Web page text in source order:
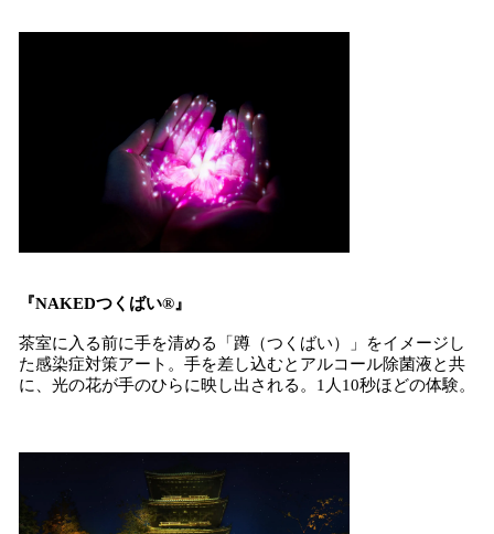
『NAKEDつくばい®︎』
茶室に入る前に手を清める「蹲（つくばい）」をイメージし
た感染症対策アート。手を差し込むとアルコール除菌液と共
に、光の花が手のひらに映し出される。1人10秒ほどの体験。